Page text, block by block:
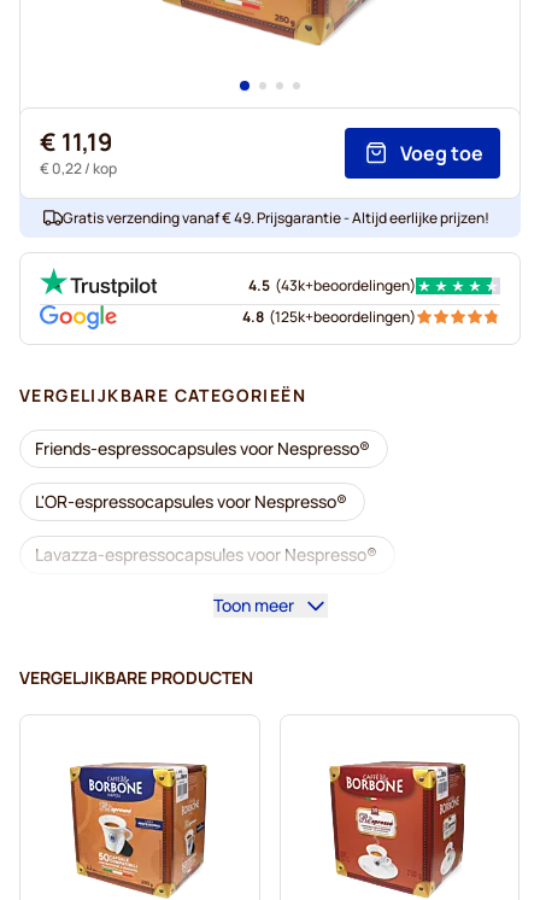
€ 11,19
€ 0,22/ kop
Voeg toe
Gratis verzending vanaf € 49. Prijsgarantie - Altijd eerlijke prijzen!
4.5 (43k+beoordelingen)
4.8 (125k+beoordelingen)
VERGELIJKBARE CATEGORIEËN
Friends-espressocapsules voor Nespresso®
L'OR-espressocapsules voor Nespresso®
Lavazza-espressocapsules voor Nespresso®
Starbucks voor Nespresso®
Lungocapsules voor Nespresso®
Lavazza voor Nespresso®
illy-koffiecapsules voor Nespresso®
Café Royal-koffiecapsules voor Nespresso®
Toon meer
VERGELJIKBARE PRODUCTEN